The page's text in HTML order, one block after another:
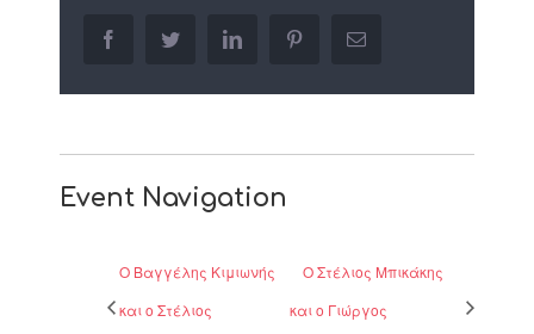
facebooktwitter linkedin pinterestEmail
Event Navigation
Ο Βαγγέλης Κιμιωνής
και ο Στέλιος
O Στέλιος Μπικάκης
και ο Γιώργος